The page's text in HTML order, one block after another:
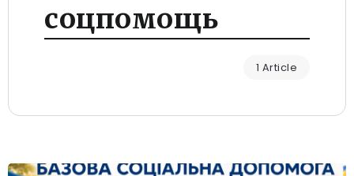
соцпомощь
1 Article